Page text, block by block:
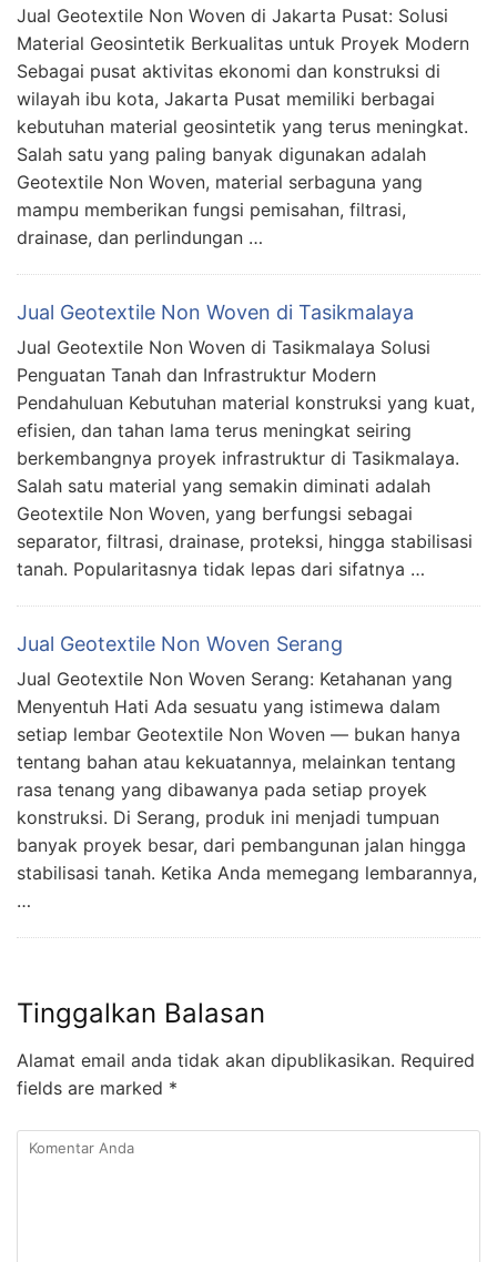
Jual Geotextile Non Woven di Jakarta Pusat: Solusi
Material Geosintetik Berkualitas untuk Proyek Modern
Sebagai pusat aktivitas ekonomi dan konstruksi di
wilayah ibu kota, Jakarta Pusat memiliki berbagai
kebutuhan material geosintetik yang terus meningkat.
Salah satu yang paling banyak digunakan adalah
Geotextile Non Woven, material serbaguna yang
mampu memberikan fungsi pemisahan, filtrasi,
drainase, dan perlindungan …
Jual Geotextile Non Woven di Tasikmalaya
Jual Geotextile Non Woven di Tasikmalaya Solusi
Penguatan Tanah dan Infrastruktur Modern
Pendahuluan Kebutuhan material konstruksi yang kuat,
efisien, dan tahan lama terus meningkat seiring
berkembangnya proyek infrastruktur di Tasikmalaya.
Salah satu material yang semakin diminati adalah
Geotextile Non Woven, yang berfungsi sebagai
separator, filtrasi, drainase, proteksi, hingga stabilisasi
tanah. Popularitasnya tidak lepas dari sifatnya …
Jual Geotextile Non Woven Serang
Jual Geotextile Non Woven Serang: Ketahanan yang
Menyentuh Hati Ada sesuatu yang istimewa dalam
setiap lembar Geotextile Non Woven — bukan hanya
tentang bahan atau kekuatannya, melainkan tentang
rasa tenang yang dibawanya pada setiap proyek
konstruksi. Di Serang, produk ini menjadi tumpuan
banyak proyek besar, dari pembangunan jalan hingga
stabilisasi tanah. Ketika Anda memegang lembarannya,
…
Tinggalkan Balasan
Alamat email anda tidak akan dipublikasikan. Required
fields are marked *